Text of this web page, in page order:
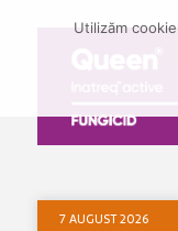
7 AUGUST 2026
Utilizăm